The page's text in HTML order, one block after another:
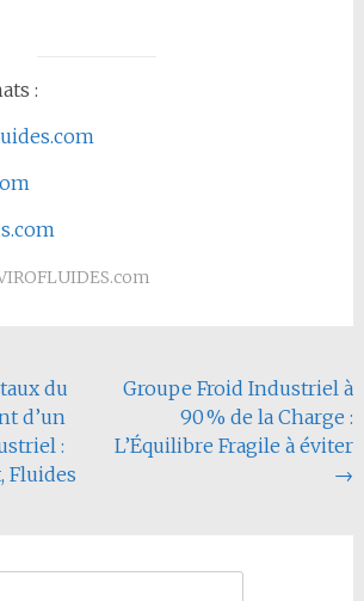
:
du
d’un
:
Fluides
Groupe Froid Industriel à
90 % de la Charge :
L’Équilibre Fragile à éviter
→